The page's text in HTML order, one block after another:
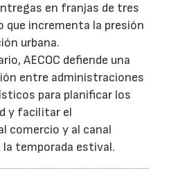
en franjas de tres
que incrementa la presión
urbana.
AECOC defiende una
entre administraciones
para planificar los
y facilitar el
comercio y al canal
la temporada estival.